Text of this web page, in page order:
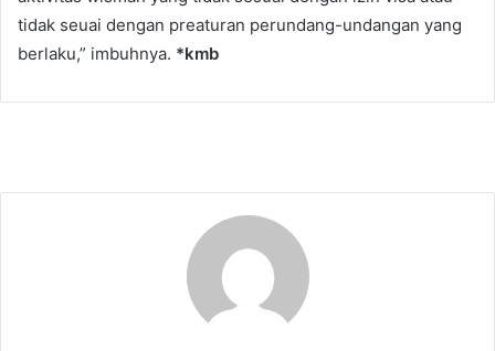
tidak seuai dengan preaturan perundang-undangan yang
berlaku,” imbuhnya. *kmb